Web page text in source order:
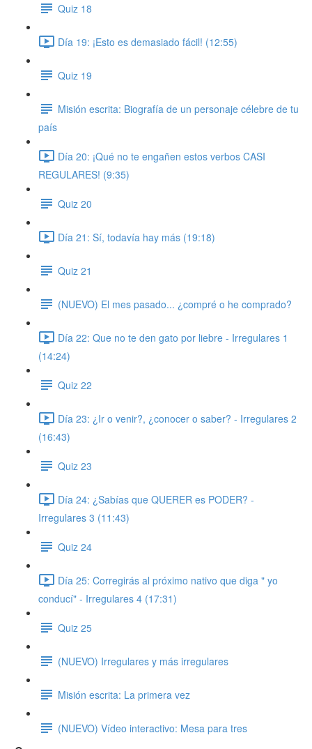
Quiz 18
Día 19: ¡Esto es demasiado fácil! (12:55)
Quiz 19
Misión escrita: Biografía de un personaje célebre de tu
país
Día 20: ¡Qué no te engañen estos verbos CASI
REGULARES! (9:35)
Quiz 20
Día 21: Sí, todavía hay más (19:18)
Quiz 21
(NUEVO) El mes pasado... ¿compré o he comprado?
Día 22: Que no te den gato por liebre - Irregulares 1
(14:24)
Quiz 22
Día 23: ¿Ir o venir?, ¿conocer o saber? - Irregulares 2
(16:43)
Quiz 23
Día 24: ¿Sabías que QUERER es PODER? -
Irregulares 3 (11:43)
Quiz 24
Día 25: Corregirás al próximo nativo que diga " yo
conducí" - Irregulares 4 (17:31)
Quiz 25
(NUEVO) Irregulares y más irregulares
Misión escrita: La primera vez
(NUEVO) Vídeo interactivo: Mesa para tres